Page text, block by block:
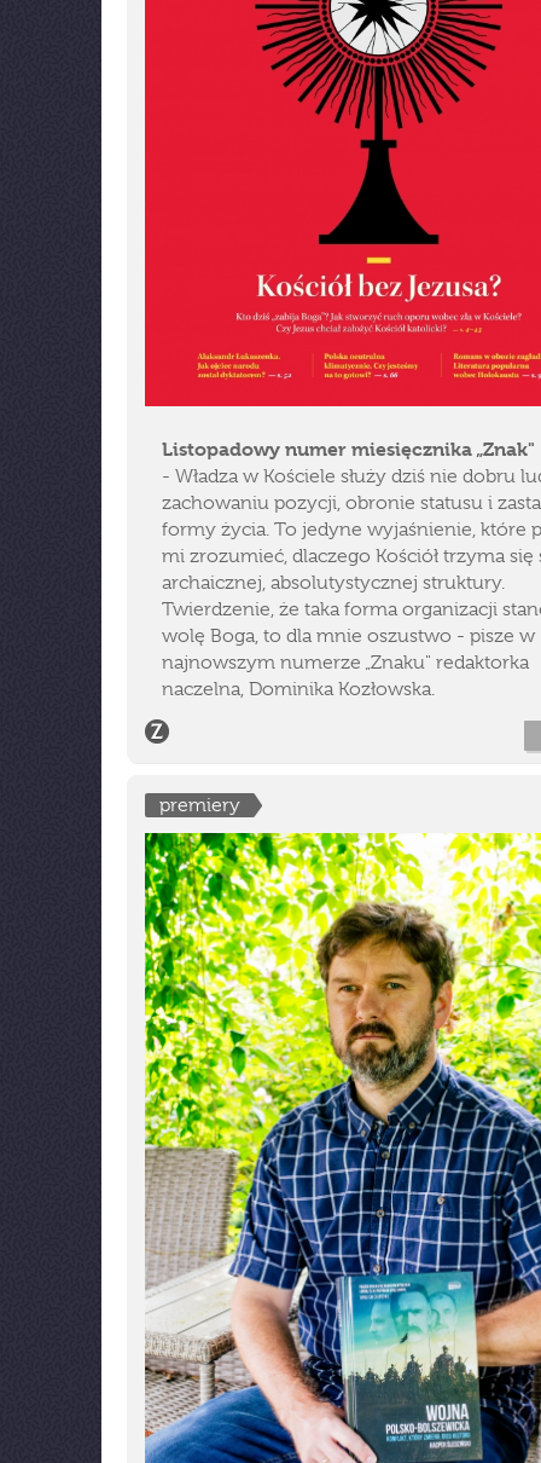
Listopadowy numer miesięcznika „Znak"
- Władza w Kościele służy dziś nie dobru
zachowaniu pozycji, obronie statusu i
formy życia. To jedyne wyjaśnienie, które
mi zrozumieć, dlaczego Kościół trzyma się
archaicznej, absolutystycznej struktury.
Twierdzenie, że taka forma organizacji
wolę Boga, to dla mnie oszustwo - pisze w
najnowszym numerze „Znaku" redaktorka
naczelna, Dominika Kozłowska.
premiery